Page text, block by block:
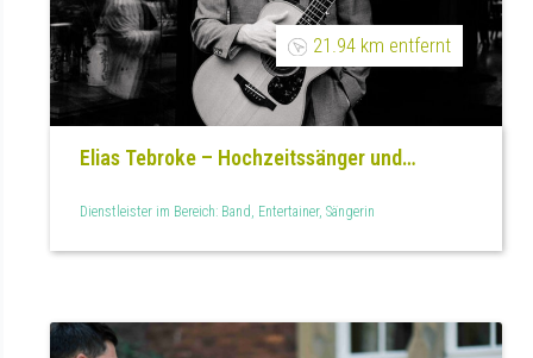
21.94 km entfernt
Elias Tebroke – Hochzeitssänger und
Dienstleister im Bereich: Band, Entertainer, Sängerin